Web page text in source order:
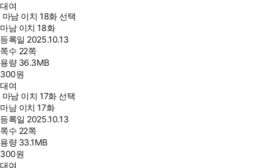
대여
마남 이치 18화 선택
마남 이치 18화
등록일 2025.10.13
쪽수 22쪽
용량 36.3MB
300원
대여
마남 이치 17화 선택
마남 이치 17화
등록일 2025.10.13
쪽수 22쪽
용량 33.1MB
300원
대여